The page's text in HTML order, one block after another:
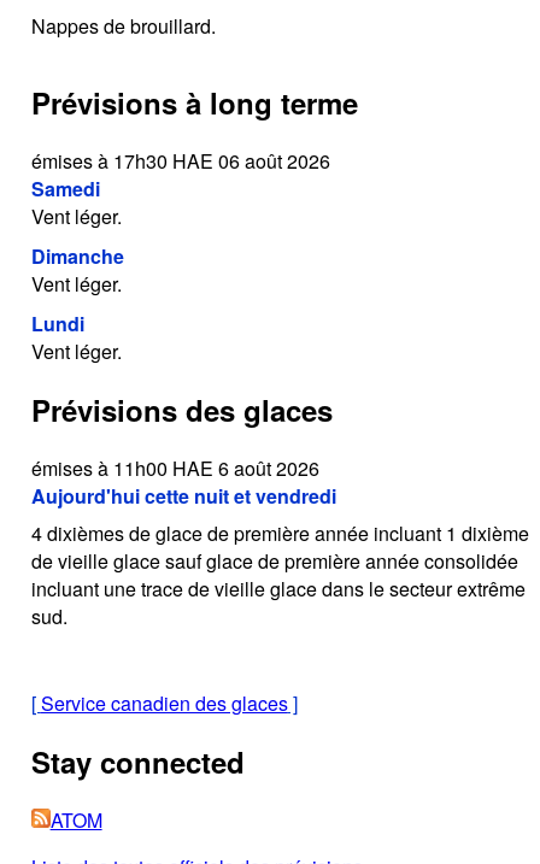
Nappes de brouillard.
Prévisions à long terme
émises à 17h30 HAE 06 août 2026
Samedi
Vent léger.
Dimanche
Vent léger.
Lundi
Vent léger.
Prévisions des glaces
émises à 11h00 HAE 6 août 2026
Aujourd'hui cette nuit et vendredi
4 dixièmes de glace de première année incluant 1 dixième
de vieille glace sauf glace de première année consolidée
incluant une trace de vieille glace dans le secteur extrême
sud.
[Service canadien des glaces]
Stay connected
ATOM